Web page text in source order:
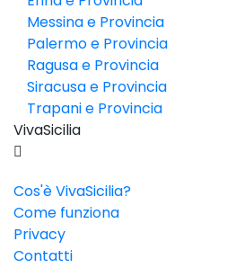
Messina e Provincia
Palermo e Provincia
Ragusa e Provincia
Siracusa e Provincia
Trapani e Provincia
VivaSicilia
Cos'è VivaSicilia?
Come funziona
Privacy
Contatti